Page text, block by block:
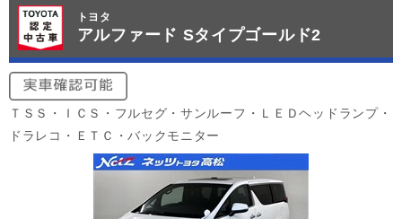
トヨタ
アルファード Sタイプゴールド2
ＴＳＳ・ＩＣＳ・フルセグ・サンルーフ・ＬＥＤヘッドランプ・
ドラレコ・ＥＴＣ・バックモニター